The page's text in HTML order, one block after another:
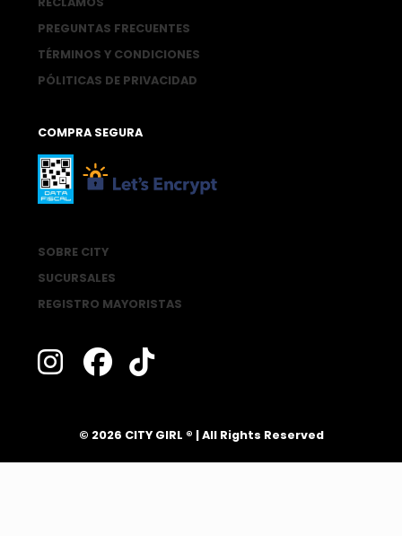
PREGUNTAS FRECUENTES
TÉRMINOS Y CONDICIONES
PÓLITICAS DE PRIVACIDAD
COMPRA SEGURA
SOBRE CITY
SUCURSALES
REGISTRO MAYORISTAS
© 2026 CITY GIRL ® | All Rights Reserved